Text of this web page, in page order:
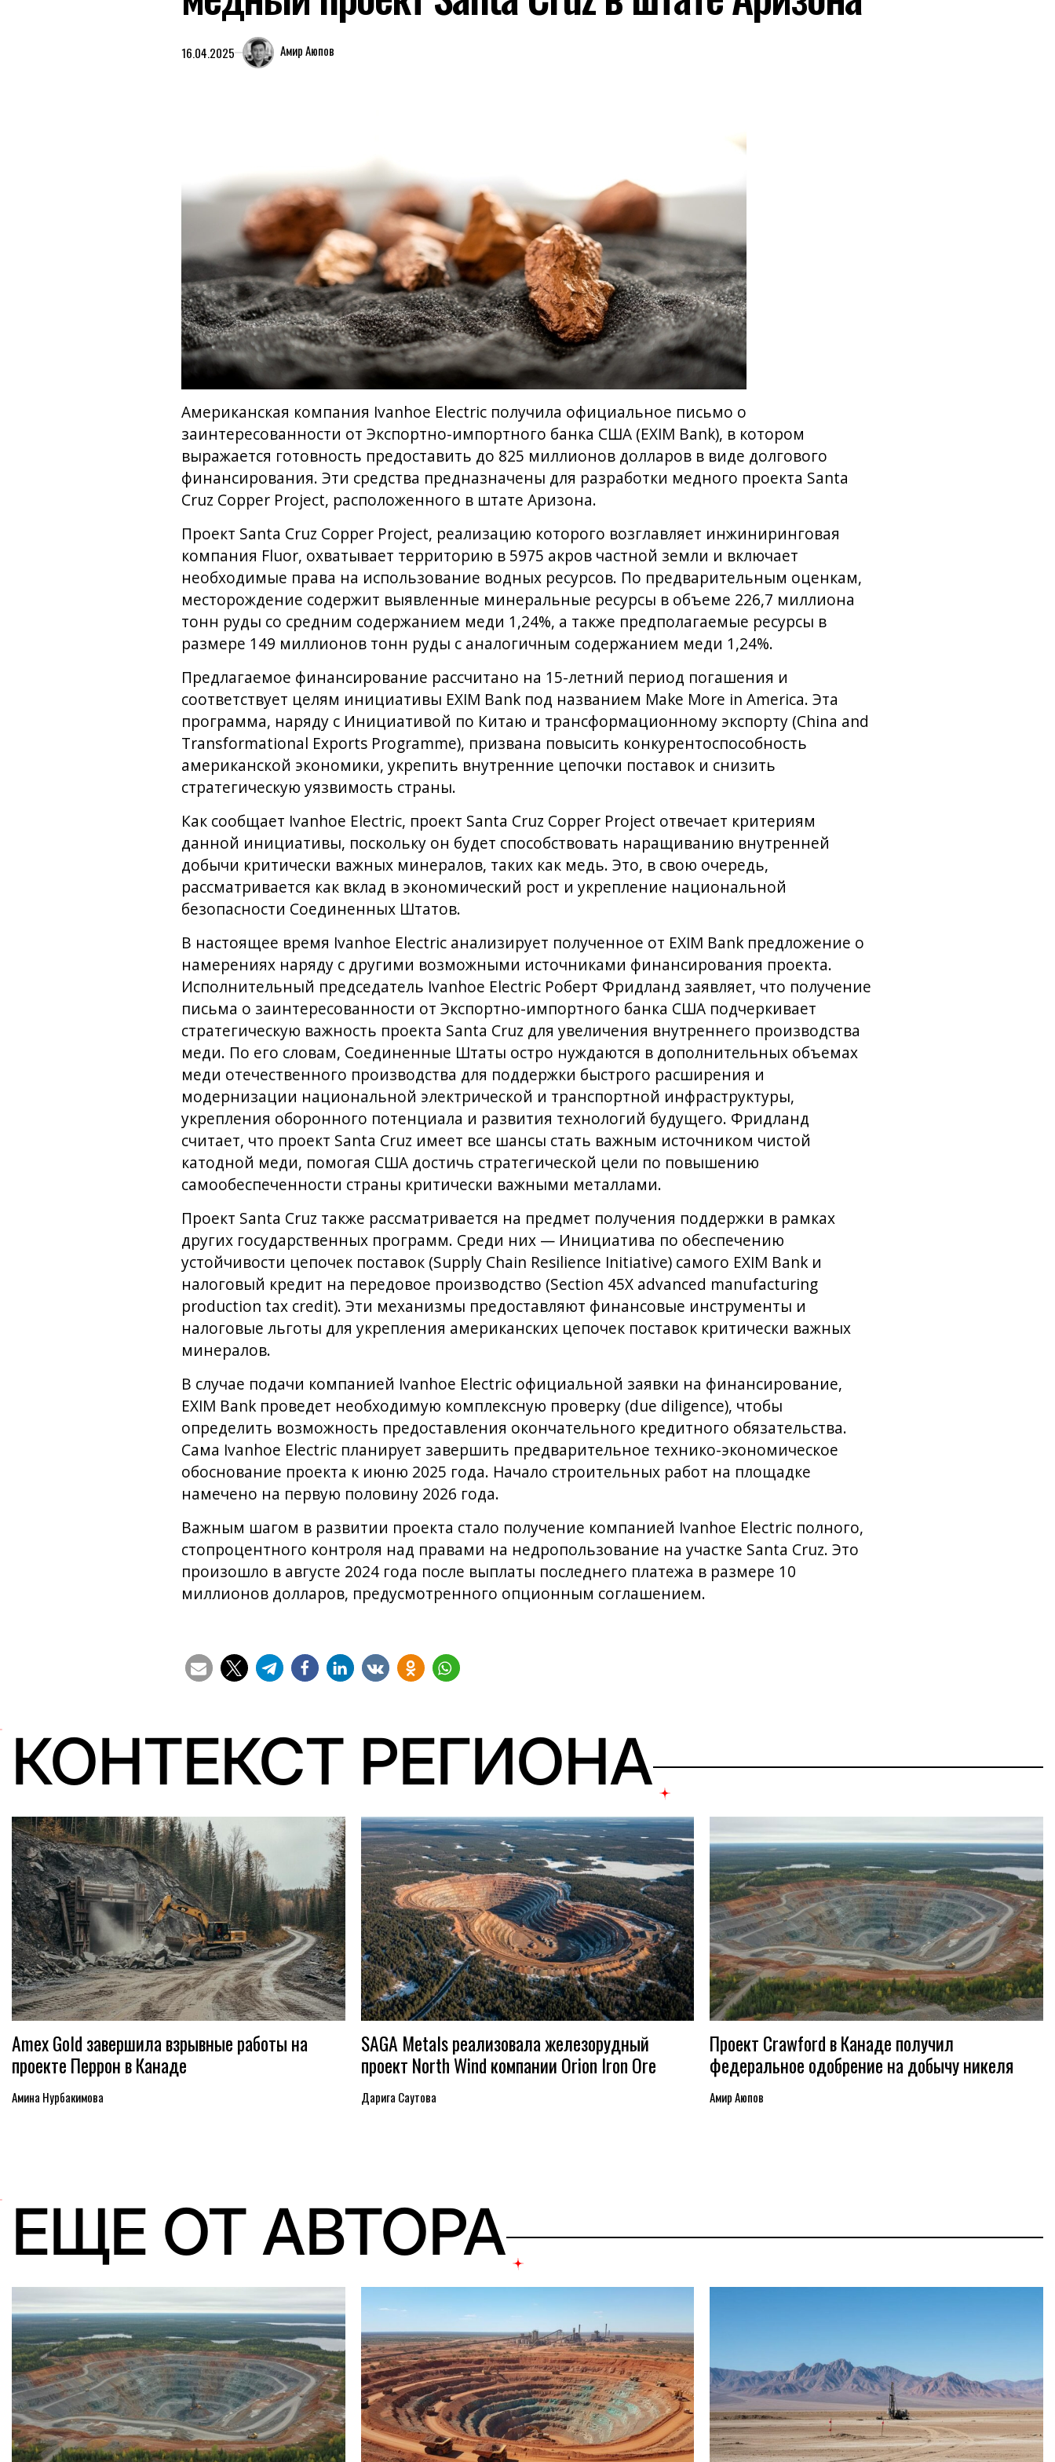
16.04.2025 Амир Аюпов
Американская компания Ivanhoe Electric получила официальное письмо о
заинтересованности от Экспортно-импортного банка США (EXIM Bank), в котором
выражается готовность предоставить до 825 миллионов долларов в виде долгового
финансирования. Эти средства предназначены для разработки медного проекта Santa
Cruz Copper Project, расположенного в штате Аризона.
Проект Santa Cruz Copper Project, реализацию которого возглавляет инжиниринговая
компания Fluor, охватывает территорию в 5975 акров частной земли и включает
необходимые права на использование водных ресурсов. По предварительным оценкам,
месторождение содержит выявленные минеральные ресурсы в объеме 226,7 миллиона
тонн руды со средним содержанием меди 1,24%, а также предполагаемые ресурсы в
размере 149 миллионов тонн руды с аналогичным содержанием меди 1,24%.
Предлагаемое финансирование рассчитано на 15-летний период погашения и
соответствует целям инициативы EXIM Bank под названием Make More in America. Эта
программа, наряду с Инициативой по Китаю и трансформационному экспорту (China and
Transformational Exports Programme), призвана повысить конкурентоспособность
американской экономики, укрепить внутренние цепочки поставок и снизить
стратегическую уязвимость страны.
Как сообщает Ivanhoe Electric, проект Santa Cruz Copper Project отвечает критериям
данной инициативы, поскольку он будет способствовать наращиванию внутренней
добычи критически важных минералов, таких как медь. Это, в свою очередь,
рассматривается как вклад в экономический рост и укрепление национальной
безопасности Соединенных Штатов.
В настоящее время Ivanhoe Electric анализирует полученное от EXIM Bank предложение о
намерениях наряду с другими возможными источниками финансирования проекта.
Исполнительный председатель Ivanhoe Electric Роберт Фридланд заявляет, что получение
письма о заинтересованности от Экспортно-импортного банка США подчеркивает
стратегическую важность проекта Santa Cruz для увеличения внутреннего производства
меди. По его словам, Соединенные Штаты остро нуждаются в дополнительных объемах
меди отечественного производства для поддержки быстрого расширения и
модернизации национальной электрической и транспортной инфраструктуры,
укрепления оборонного потенциала и развития технологий будущего. Фридланд
считает, что проект Santa Cruz имеет все шансы стать важным источником чистой
катодной меди, помогая США достичь стратегической цели по повышению
самообеспеченности страны критически важными металлами.
Проект Santa Cruz также рассматривается на предмет получения поддержки в рамках
других государственных программ. Среди них — Инициатива по обеспечению
устойчивости цепочек поставок (Supply Chain Resilience Initiative) самого EXIM Bank и
налоговый кредит на передовое производство (Section 45X advanced manufacturing
production tax credit). Эти механизмы предоставляют финансовые инструменты и
налоговые льготы для укрепления американских цепочек поставок критически важных
минералов.
В случае подачи компанией Ivanhoe Electric официальной заявки на финансирование,
EXIM Bank проведет необходимую комплексную проверку (due diligence), чтобы
определить возможность предоставления окончательного кредитного обязательства.
Сама Ivanhoe Electric планирует завершить предварительное технико-экономическое
обоснование проекта к июню 2025 года. Начало строительных работ на площадке
намечено на первую половину 2026 года.
Важным шагом в развитии проекта стало получение компанией Ivanhoe Electric полного,
стопроцентного контроля над правами на недропользование на участке Santa Cruz. Это
произошло в августе 2024 года после выплаты последнего платежа в размере 10
миллионов долларов, предусмотренного опционным соглашением.
КОНТЕКСТ РЕГИОНА
Amex Gold завершила взрывные работы на
проекте Перрон в Канаде
Амина Нурбакимова
SAGA Metals реализовала железорудный
проект North Wind компании Orion Iron Ore
Дарига Саутова
Проект Crawford в Канаде получил
федеральное одобрение на добычу никеля
Амир Аюпов
ЕЩЕ ОТ АВТОРА